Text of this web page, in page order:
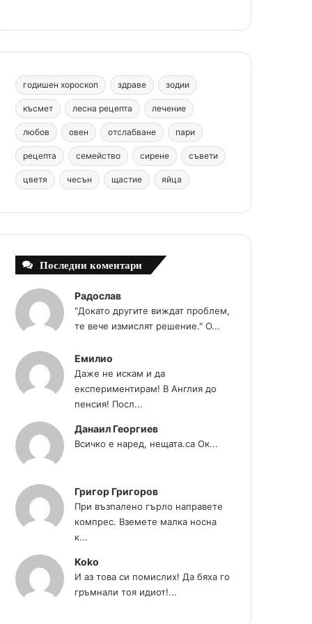
o
o
k
r
e
s
t
b
e
g
r
a
m
m
годишен хороскоп здраве зодии
късмет лесна рецепта лечение
любов овен отслабване пари
рецепта семейство сирене съвети
цветя чесън щастие яйца
Последни коментари
Радослав
"Докато другите виждат проблем,
те вече измислят решение." О...
Емилио
Даже не искам и да
експериментирам! В Англия до
пенсия! Посл...
Данаил Георгиев
Всичко е наред, нещата.са Ок...
Григор Григоров
При възпалено гърло направете
компрес. Вземете малка носна
к...
Koko
И аз това си помислих! Да бяха го
гръмнали тоя идиот!...